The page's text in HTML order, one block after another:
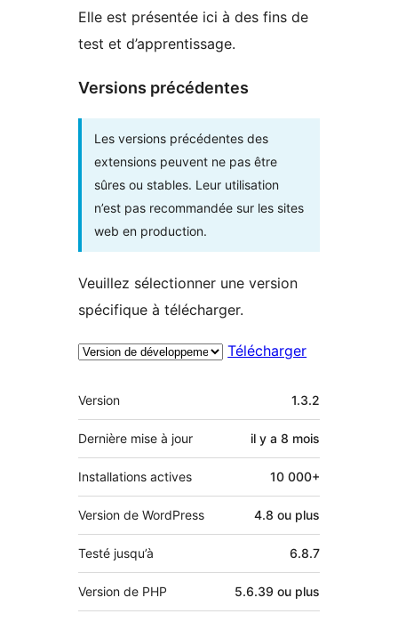
Elle est présentée ici à des fins de
test et d’apprentissage.
Versions précédentes
Les versions précédentes des
extensions peuvent ne pas être
sûres ou stables. Leur utilisation
n’est pas recommandée sur les sites
web en production.
Veuillez sélectionner une version
spécifique à télécharger.
Télécharger
Méta
Version 1.3.2
Dernière mise à jour il y a 8 mois
Installations actives 10 000+
Version de WordPress 4.8 ou plus
Testé jusqu’à 6.8.7
Version de PHP 5.6.39 ou plus